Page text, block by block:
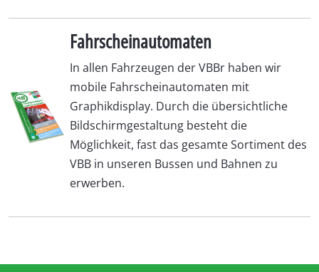
Fahrscheinautomaten
In allen Fahrzeugen der VBBr haben wir
mobile Fahrscheinautomaten mit
Graphikdisplay. Durch die übersichtliche
Bildschirmgestaltung besteht die
Möglichkeit, fast das gesamte Sortiment des
VBB in unseren Bussen und Bahnen zu
erwerben.